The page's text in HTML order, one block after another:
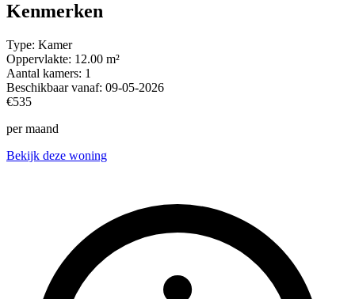
Kenmerken
Type: Kamer
Oppervlakte: 12.00 m²
Aantal kamers: 1
Beschikbaar vanaf: 09-05-2026
€535
per maand
Bekijk deze woning